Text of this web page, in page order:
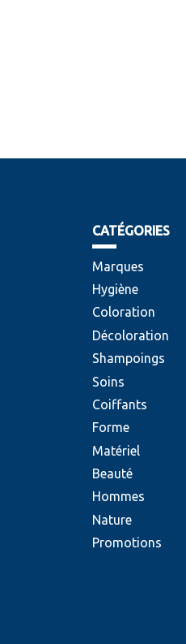
CATÉGORIES
Marques
Hygiène
Coloration
Décoloration
Shampoings
Soins
Coiffants
Forme
Matériel
Beauté
Hommes
Nature
Promotions